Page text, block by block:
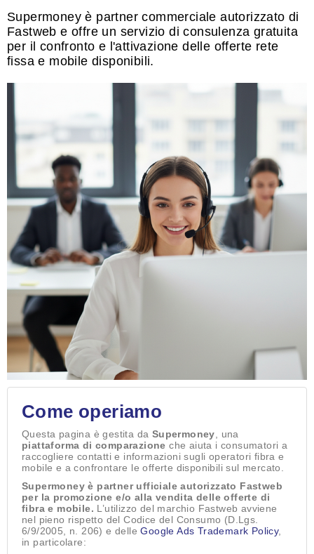
Supermoney è partner commerciale autorizzato di
Fastweb e offre un servizio di consulenza gratuita
per il confronto e l'attivazione delle offerte rete
fissa e mobile disponibili.
Come operiamo
Questa pagina è gestita da Supermoney, una
piattaforma di comparazione che aiuta i consumatori a
raccogliere contatti e informazioni sugli operatori fibra e
mobile e a confrontare le offerte disponibili sul mercato.
Supermoney è partner ufficiale autorizzato Fastweb
per la promozione e/o alla vendita delle offerte di
fibra e mobile. L’utilizzo del marchio Fastweb avviene
nel pieno rispetto del Codice del Consumo (D.Lgs.
6/9/2005, n. 206) e delleGoogle Ads Trademark Policy,
in particolare: